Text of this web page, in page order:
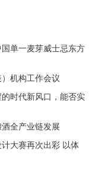
单一麦芽威士忌东方
机构工作会议
时代新风口，能否实
全产业链发展
大赛再次出彩 以体